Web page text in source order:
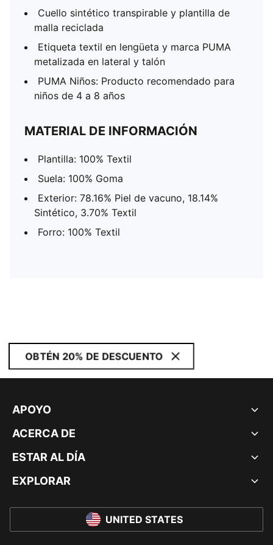
Cuello sintético transpirable y plantilla de
malla reciclada
Etiqueta textil en lengüeta y marca PUMA
metalizada en lateral y talón
PUMA Niños: Producto recomendado para
niños de 4 a 8 años
MATERIAL DE INFORMACIÓN
Plantilla: 100% Textil
Suela: 100% Goma
Exterior: 78.16% Piel de vacuno, 18.14%
Sintético, 3.70% Textil
Forro: 100% Textil
OBTÉN 20% DE DESCUENTO
APOYO
ACERCA DE
ESTAR AL DÍA
EXPLORAR
UNITED STATES